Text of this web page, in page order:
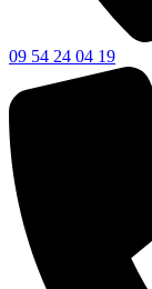
09 54 24 04 19